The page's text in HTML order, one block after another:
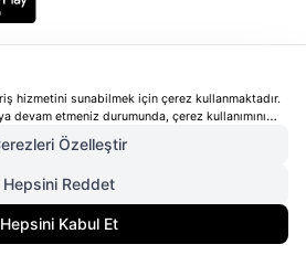
hizmetini sunabilmek için çerez kullanmaktadır.
devam etmeniz durumunda, çerez kullanımını
Çerezler hakkında daha fazla bilgi ve nasıl
içintıklayınız
Özelleştir
Hepsini Reddet
Hepsini Kabul Et